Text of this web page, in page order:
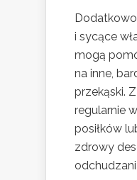
i sycące
mogą
na inne,
przekąski.
regularnie
posiłków
zdrowy